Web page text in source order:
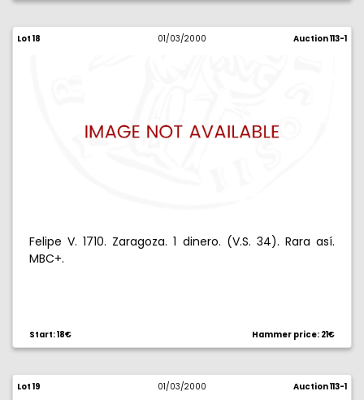
Lot 18 01/03/2000 Auction 113-1
Felipe V. 1710. Zaragoza. 1 dinero. (V.S. 34). Rara así.
MBC+.
Start: 18€ Hammer price: 21€
Lot 19 01/03/2000 Auction 113-1